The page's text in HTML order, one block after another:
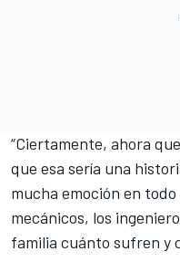
“Ciertamente, ahora
que esa sería una
mucha emoción en
mecánicos, los
familia cuánto sufren y